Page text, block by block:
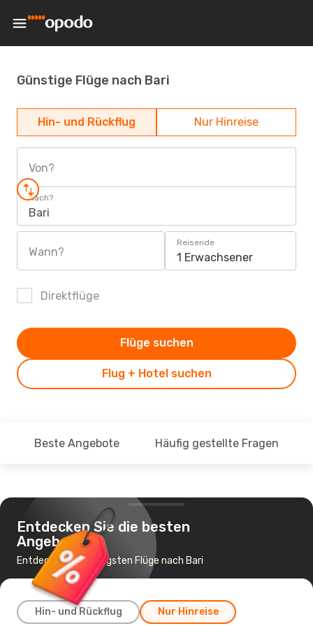
Günstige Flüge nach Bari
Hin- und Rückflug Nur Hinreise
Von?
Nach?
Bari
Wann?
Reisende
1 Erwachsener
Direktflüge
Flug + Hotel suchen
Flüge suchen
Beste Angebote Häufig gestellte Fragen
Entdecken Sie die besten
Angebote
Entdecke die günstigsten Flüge nach Bari
Hin- und Rückflug Nur Hinreise